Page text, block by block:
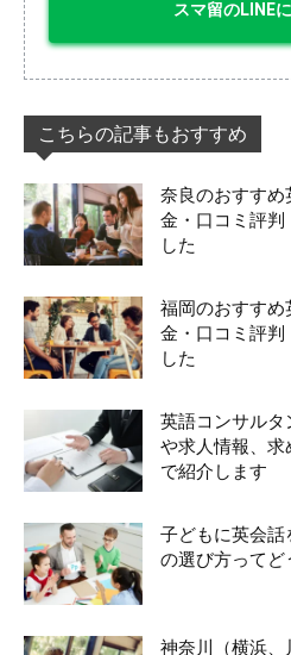
スマ留のLINE
こちらの記事もおすすめ
奈良のおすす
金・口コミ評判
した
福岡のおすす
金・口コミ評判
した
英語コンサルタ
や求人情報、求
で紹介します
子どもに英会話
の選び方ってど
神奈川（横浜、